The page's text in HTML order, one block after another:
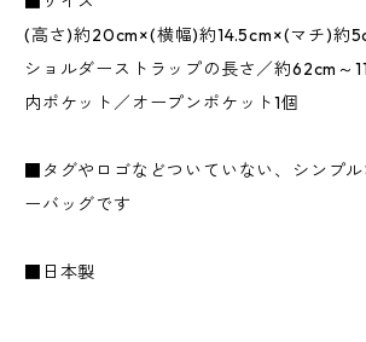
(高さ)約20cm×(横幅)約14.5cm×(マチ)約
ショルダーストラップの長さ／約62cm～
内ポケット／オープンポケット1個
■タグやロゴなどついていない、シンプ
ーバッグです
■日本製